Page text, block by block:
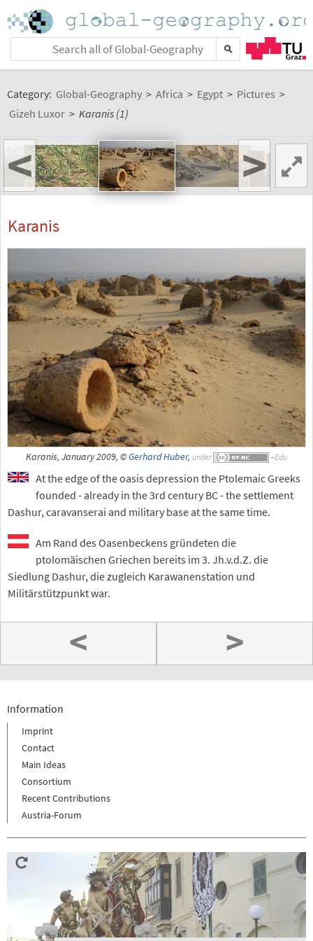
Category: Global-Geography > Africa > Egypt > Pictures >
Gizeh Luxor > Karanis (1)
< >
Karanis
Karanis, January 2009, ©Gerhard Huber, under
At the edge of the oasis depression the Ptolemaic Greeks
founded - already in the 3rd century BC - the settlement
Dashur, caravanserai and military base at the same time.
Am Rand des Oasenbeckens gründeten die
ptolomäischen Griechen bereits im 3. Jh.v.d.Z. die
Siedlung Dashur, die zugleich Karawanenstation und
Militärstützpunkt war.
< >
Information
Imprint
Contact
Main Ideas
Consortium
Recent Contributions
Austria-Forum